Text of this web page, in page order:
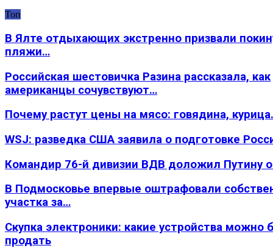
Топ
В Ялте отдыхающих экстренно призвали
пляжи…
Российская шестовичка Разина рассказала, как
американцы сочувствуют…
Почему растут цены на мясо: говядина,
WSJ: разведка США заявила о подготовке
Командир 76-й дивизии ВДВ доложил Путину
В Подмосковье впервые оштрафовали
участка за…
Скупка электроники: какие устройства можно
продать